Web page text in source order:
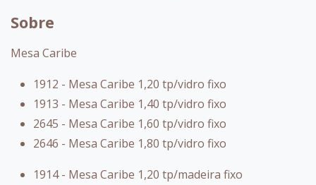
Sobre
Mesa Caribe
1912 - Mesa Caribe 1,20 tp/vidro fixo
1913 - Mesa Caribe 1,40 tp/vidro fixo
2645 - Mesa Caribe 1,60 tp/vidro fixo
2646 - Mesa Caribe 1,80 tp/vidro fixo
1914 - Mesa Caribe 1,20 tp/madeira fixo